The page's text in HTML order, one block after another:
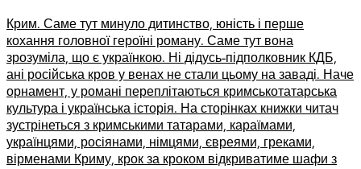
Крим. Саме тут минуло дитинство, юність і перше
кохання головної героїні роману. Саме тут вона
зрозуміла, що є українкою. Ні дідусь-підполковник КДБ,
ані російська кров у венах не стали цьому на заваді. Наче
орнамент, у романі переплітаються кримськотатарська
культура і українська історія. На сторінках книжки читач
зустрінеться з кримськими татарами, караїмами,
українцями, росіянами, німцями, євреями, греками,
вірменами Криму, крок за кроком відкриватиме шафи з